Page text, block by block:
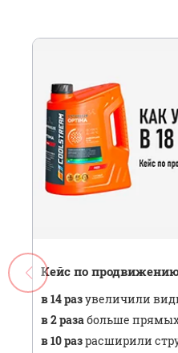
Кейс по
в 14 разувеличили
в 2 разабольше прямых
в 10 разрасширили